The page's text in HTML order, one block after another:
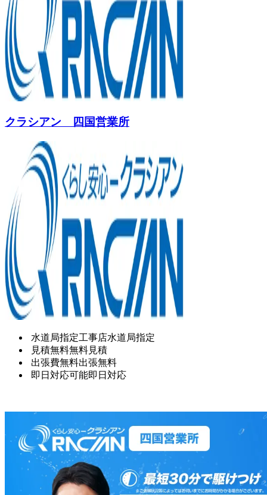
クラシアン 四国営業所
水道局指定工事店水道局指定
見積無料無料見積
出張費無料出張無料
即日対応可能即日対応